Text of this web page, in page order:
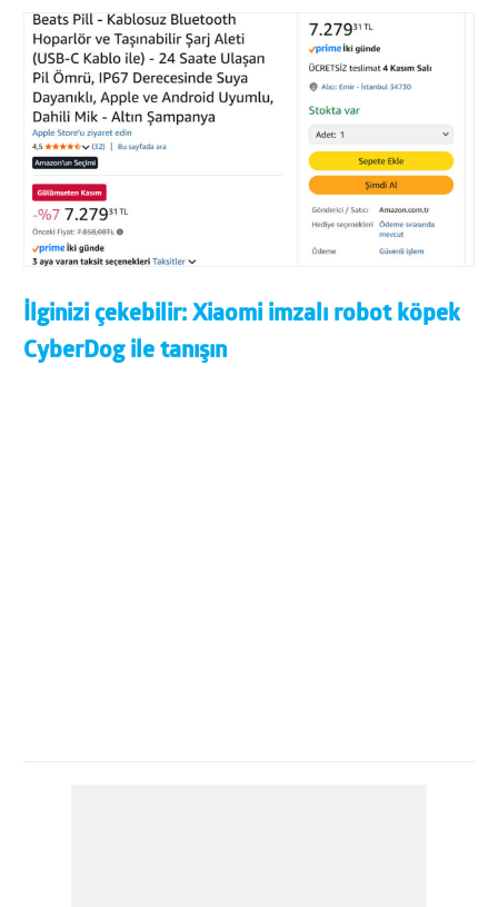
İlginizi çekebilir:Xiaomi imzalı robot köpek
CyberDog ile tanışın